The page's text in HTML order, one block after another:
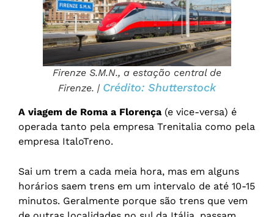
Firenze S.M.N., a estação central de
Firenze. | Crédito: Shutterstock
A viagem de Roma a Florença (e vice-versa) é
operada tanto pela empresa Trenitalia como pela
empresa ItaloTreno.
Sai um trem a cada meia hora, mas em alguns
horários saem trens em um intervalo de até 10-15
minutos. Geralmente porque são trens que vem